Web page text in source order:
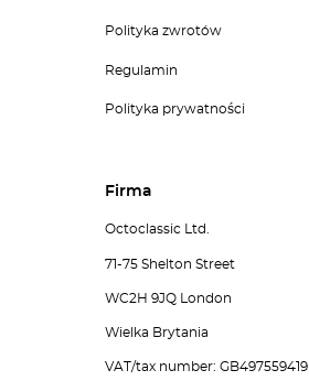
Polityka zwrotów
Regulamin
Polityka prywatności
Firma
Octoclassic Ltd.
71-75 Shelton Street
WC2H 9JQ London
Wielka Brytania
VAT/tax number: GB497559419